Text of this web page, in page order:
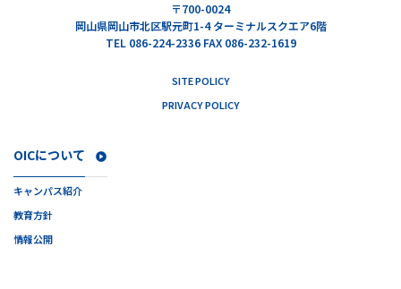
〒700-0024
岡山県岡山市北区駅元町1-4 ターミナルスクエア6階
TEL 086-224-2336 FAX 086-232-1619
SITE POLICY
PRIVACY POLICY
OICについて
キャンパス紹介
教育方針
情報公開